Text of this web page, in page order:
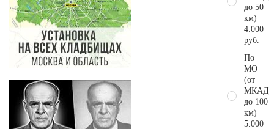
до 50
км)
4.000
руб.
По
МО
(от
МКАД
до 100
км)
5.000